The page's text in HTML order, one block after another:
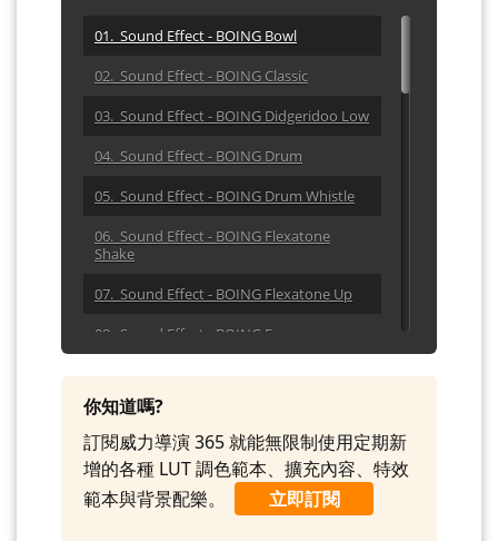
01. Sound Effect - BOING Bowl
02. Sound Effect - BOING Classic
03. Sound Effect - BOING Didgeridoo Low
04. Sound Effect - BOING Drum
05. Sound Effect - BOING Drum Whistle
06. Sound Effect - BOING Flexatone
Shake
07. Sound Effect - BOING Flexatone Up
08. Sound Effect - BOING Frog
09. Sound Effect - BOING Mouth Harp
10. Sound Effect - BOING Rubber Band
11. Sound Effect - BOING Ruler
12. Sound Effect - BOING Synthetic
你知道嗎?
訂閱威力導演 365 就能無限制使用定期新
增的各種 LUT 調色範本、擴充內容、特效
範本與背景配樂。
立即訂閱